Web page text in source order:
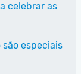
celebrar as
especiais